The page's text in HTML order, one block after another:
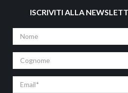
ISCRIVITI ALLA
Nome
Cognome
Email